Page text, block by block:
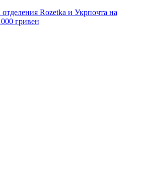
отделения Rozetka и Укрпочта на
гривен